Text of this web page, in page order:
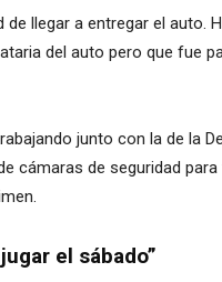
llegar a entregar el auto.
del auto pero que fue
junto con la de la
cámaras de seguridad
el sábado”